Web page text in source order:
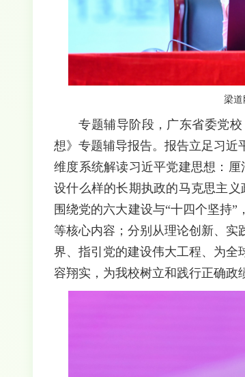
梁
专题辅导阶段，广东省委党
想》专题辅导报告。报告立足习近
维度系统解读习近平党建思想：
设什么样的长期执政的马克思主
围绕党的六大建设与“十四个坚持
等核心内容；分别从理论创新、
界、指引党的建设伟大工程、为全
容翔实，为我校树立和践行正确政